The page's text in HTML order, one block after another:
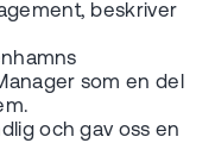
beskriver
som en del
och gav oss en